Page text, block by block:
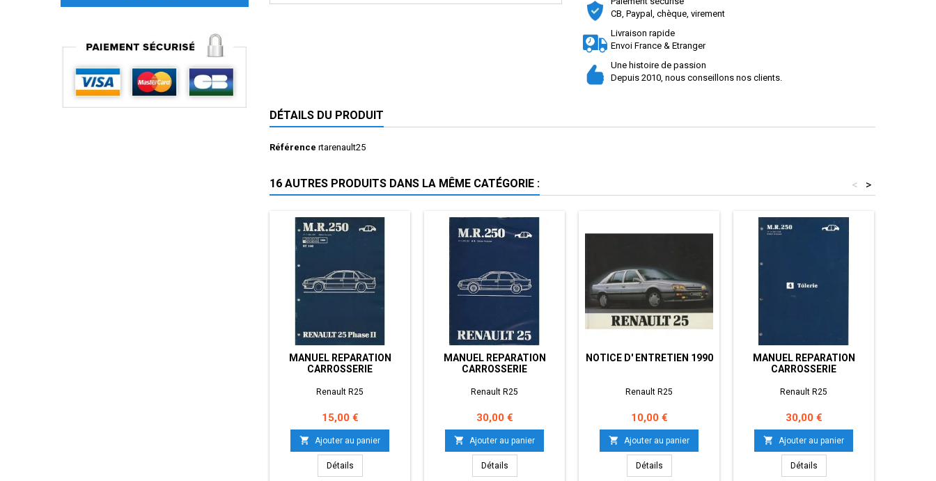
CB, Paypal, chèque, virement
Livraison rapide
Envoi France & Etranger
Une histoire de passion
Depuis 2010, nous conseillons nos clients.
DÉTAILS DU PRODUIT
Référence rtarenault25
16 AUTRES PRODUITS DANS LA MÊME CATÉGORIE : >
<
MANUEL REPARATION
CARROSSERIE
Renault R25
Prix
15,00 €
 Ajouter au panier
Détails
MANUEL REPARATION
CARROSSERIE
Renault R25
Prix
30,00 €
 Ajouter au panier
Détails
NOTICE D' ENTRETIEN 1990
Renault R25
Prix
10,00 €
 Ajouter au panier
Détails
MANUEL REPARATION
CARROSSERIE
Renault R25
Prix
30,00 €
 Ajouter au panier
Détails